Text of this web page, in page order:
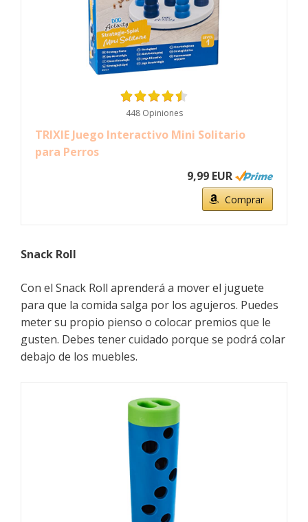
448 Opiniones
TRIXIE Juego Interactivo Mini Solitario
para Perros
9,99 EUR
Comprar
Snack Roll
Con el Snack Roll aprenderá a mover el juguete
para que la comida salga por los agujeros. Puedes
meter su propio pienso o colocar premios que le
gusten. Debes tener cuidado porque se podrá colar
debajo de los muebles.